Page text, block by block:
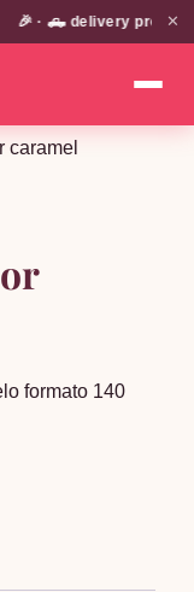
🎉 · 🛻 delivery propio✕
caramel
formato 140